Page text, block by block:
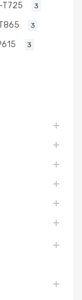
T725 3
3
3